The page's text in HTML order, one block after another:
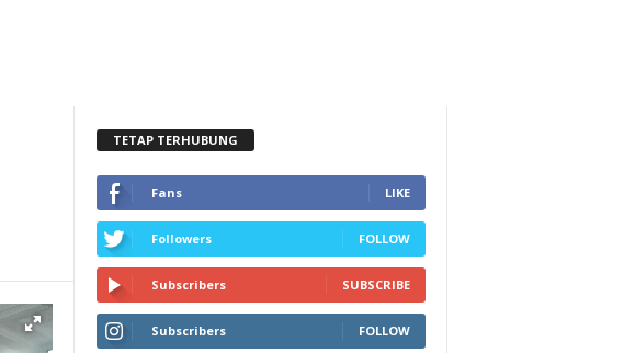
TETAP TERHUBUNG
Fans LIKE
Followers FOLLOW
Subscribers SUBSCRIBE
Subscribers FOLLOW